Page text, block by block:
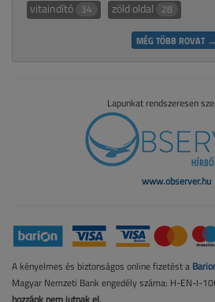
vitaindító 34 zöld oldal 28
MÉG TÖBB ROVAT →
Lapunkat rendszeresen
www.observer.hu
A kényelmes és biztonságos online fizetést a
Magyar Nemzeti Bank engedély száma: H-EN-I-
hozzánk nem jutnak el.